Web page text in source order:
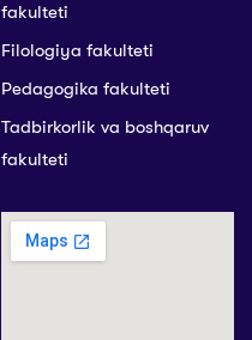
fakulteti
Filologiya fakulteti
Pedagogika fakulteti
Tadbirkorlik va boshqaruv
fakulteti